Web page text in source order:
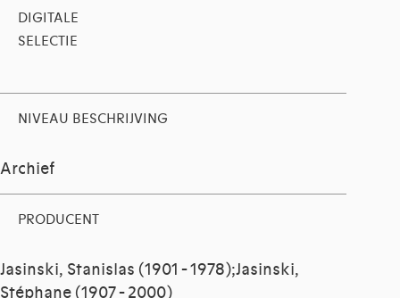
DIGITALE
SELECTIE
NIVEAU BESCHRIJVING
Archief
PRODUCENT
Jasinski, Stanislas (1901 - 1978);Jasinski,
Stéphane (1907 - 2000)